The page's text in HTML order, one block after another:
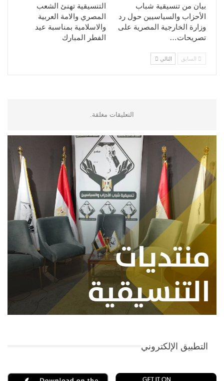
التنسيقية تهنئ الشعب
المصري والامة العربية
والاسلامية بمناسبة عيد
الفطر المبارك
بيان من تنسيقية شباب
الأحزاب والسياسيين حول رد
وزارة الخارجية المصرية على
تصريحات…
السابق التالي
التعليقات مغلقة.
التطبيق الإلكتروني